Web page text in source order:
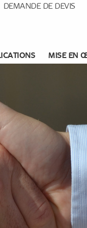
DEMANDE DE DEVIS
MISE EN